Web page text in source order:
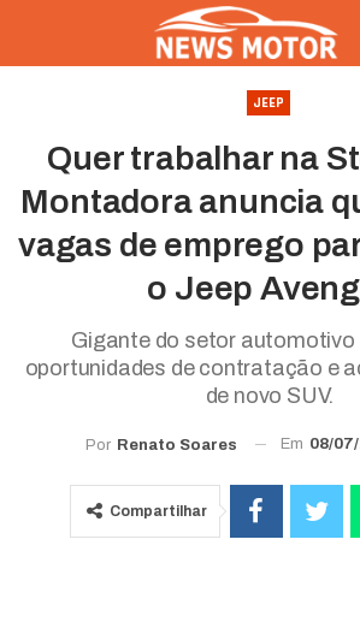
JEEP
Quer trabalhar na
Montadora anuncia
vagas de emprego
o Jeep
Gigante do setor automotivo
oportunidades de contratação e
de novo SUV.
Por Renato Soares Em 08/
Compartilhar